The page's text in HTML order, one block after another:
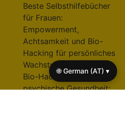
Beste Selbsthilfebücher
für Frauen:
Empowerment,
Achtsamkeit und Bio-
Hacking für persönliches
Wachstum
Bio-Hacking für
psychische Gesundheit:
🌐 German (AT) ▾